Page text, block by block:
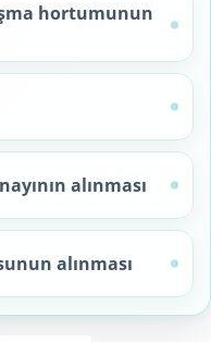
hortumunun
alınması
alınması